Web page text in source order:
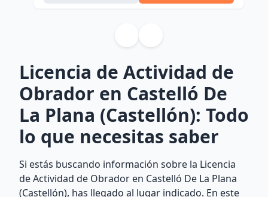
Licencia de Actividad de
Obrador en Castelló De
La Plana (Castellón): Todo
lo que necesitas saber
Si estás buscando información sobre la Licencia
de Actividad de Obrador en Castelló De La Plana
(Castellón), has llegado al lugar indicado. En este